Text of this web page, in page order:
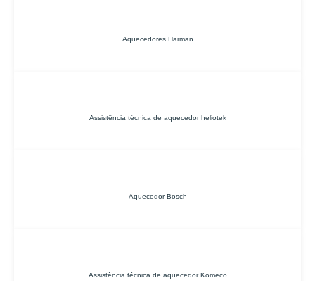
Aquecedores Harman
Assistência técnica de aquecedor heliotek
Aquecedor Bosch
Assistência técnica de aquecedor Komeco